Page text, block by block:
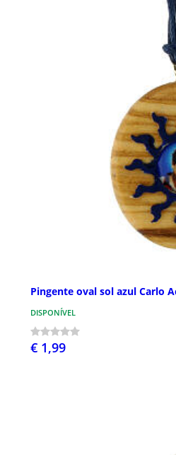
Pingente oval sol azul Carlo
DISPONÍVEL
€ 1,99